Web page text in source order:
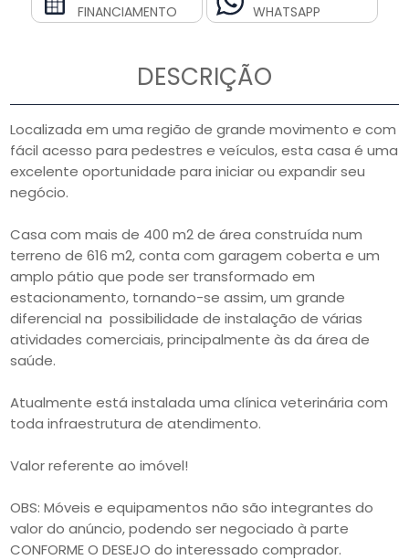
FINANCIAMENTO
WHATSAPP
DESCRIÇÃO
Localizada em uma região de grande movimento e com
fácil acesso para pedestres e veículos, esta casa é uma
excelente oportunidade para iniciar ou expandir seu
negócio.
Casa com mais de 400 m2 de área construída num
terreno de 616 m2, conta com garagem coberta e um
amplo pátio que pode ser transformado em
estacionamento, tornando-se assim, um grande
diferencial na possibilidade de instalação de várias
atividades comerciais, principalmente às da área de
saúde.
Atualmente está instalada uma clínica veterinária com
toda infraestrutura de atendimento.
Valor referente ao imóvel!
OBS: Móveis e equipamentos não são integrantes do
valor do anúncio, podendo ser negociado à parte
CONFORME O DESEJO do interessado comprador.